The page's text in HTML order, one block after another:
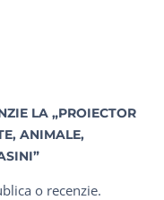
LA „PROIECTOR
ANIMALE,
o recenzie.